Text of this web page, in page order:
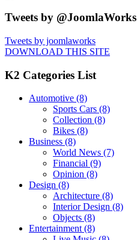
Tweets by @JoomlaWorks
Tweets by joomlaworks
DOWNLOAD THIS SITE
K2 Categories List
Automotive (8)
Sports Cars (8)
Collection (8)
Bikes (8)
Business (8)
World News (7)
Financial (9)
Opinion (8)
Design (8)
Architecture (8)
Interior Design (8)
Objects (8)
Entertainment(8)